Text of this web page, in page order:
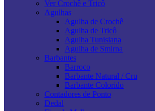
Ver Crochê e Tricô
Agulhas
Agulha de Crochê
Agulha de Tricô
Agulha Tunisiana
Agulha de Smirna
Barbantes
Barroco
Barbante Natural / Cru
Barbante Colorido
Contadores de Ponto
Dedal